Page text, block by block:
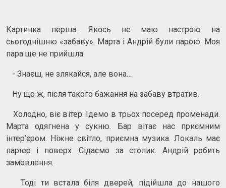
Картинка перша. Якось не маю настрою на
сьогоднішню «забаву». Марта і Андрій були парою. Моя
пара ще не прийшла.
- Знаєш, не злякайся, але вона…
Ну що ж, після такого бажання на забаву втратив.
Холодно, віє вітер. Ідемо в трьох посеред променади.
Марта одягнена у сукню. Бар вітає нас приємним
інтер’єром. Ніжне світло, приємна музика. Локаль має
партер і поверх. Сідаємо за столик. Андрій робить
замовлення.
Тоді ти встала біля дверей, підійшла до нашого